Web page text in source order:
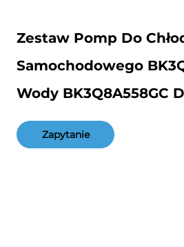
Zestaw Pomp Do
Samochodowego
Wody BK3Q8A558GC
Zapytanie